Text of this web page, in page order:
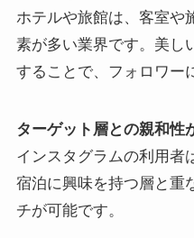
ホテルや旅館は、客室や
素が多い業界です。美し
することで、フォロワー
ターゲット層との親和性
インスタグラムの利用者
宿泊に興味を持つ層と重
チが可能です。